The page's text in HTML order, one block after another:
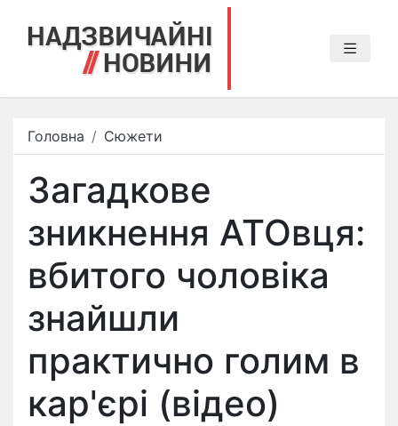
Головна Сюжети
Загадкове
зникнення АТОвця:
вбитого чоловіка
знайшли
практично голим в
кар'єрі (відео)